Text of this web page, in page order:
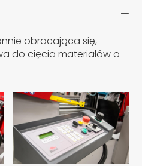
obracająca się,
do cięcia materiałów o